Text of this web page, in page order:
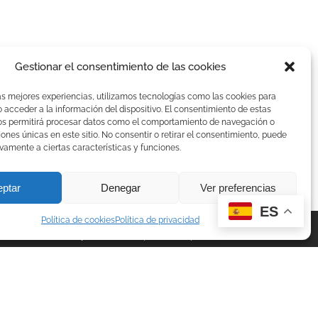
Gestionar el consentimiento de las cookies
mejores experiencias, utilizamos tecnologías como las cookies para
a la información del dispositivo. El consentimiento de estas
permitirá procesar datos como el comportamiento de navegación o
únicas en este sitio. No consentir o retirar el consentimiento, puede
a ciertas características y funciones.
Denegar Ver preferencias
Política de cookiesPolítica de privacidad
ES